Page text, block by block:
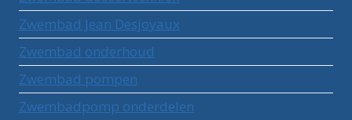
Zwembad Jean Desjoyaux
Zwembad onderhoud
Zwembad pompen
Zwembadpomp onderdelen